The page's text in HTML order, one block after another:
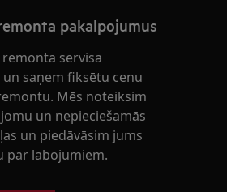
pakalpojumus
servisa
saņem fiksētu cenu
Mēs noteiksim
un nepieciešamās
un piedāvāsim jums
par labojumiem.